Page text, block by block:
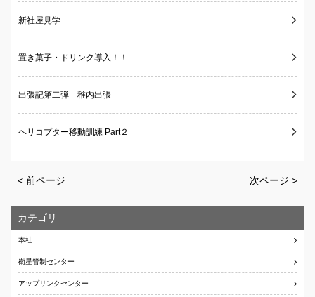
新社屋見学
置き菓子・ドリンク導入！！
出張記第二弾 稚内出張
ヘリコプター移動訓練 Part２
< 前ページ 次ページ >
カテゴリ
本社
衛星管制センター
アップリンクセンター